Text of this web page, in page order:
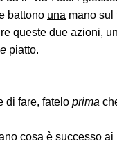
battono una mano sul
queste due azioni,
piatto.
di fare, fatelo prima
cosa è successo ai